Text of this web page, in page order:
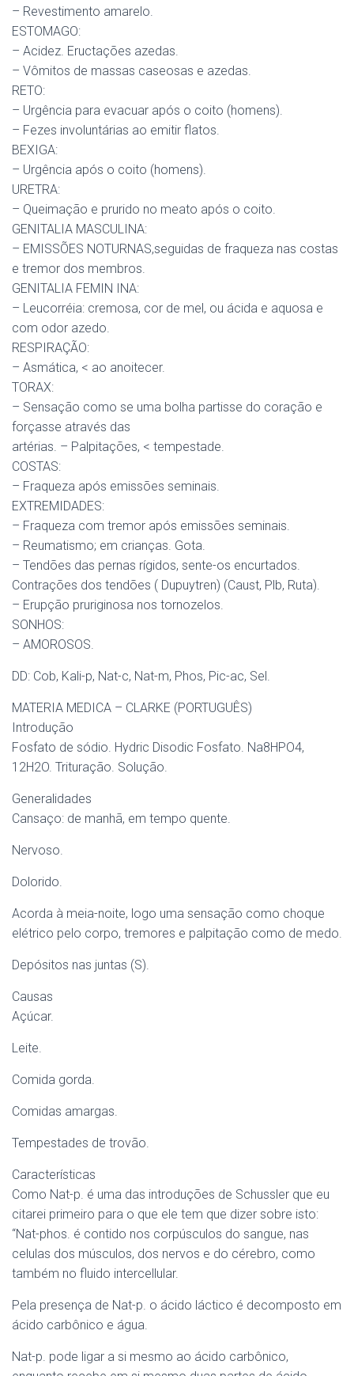
– Revestimento amarelo.
ESTOMAGO:
– Acidez. Eructações azedas.
– Vômitos de massas caseosas e azedas.
RETO:
– Urgência para evacuar após o coito (homens).
– Fezes involuntárias ao emitir flatos.
BEXIGA:
– Urgência após o coito (homens).
URETRA:
– Queimação e prurido no meato após o coito.
GENITALIA MASCULINA:
– EMISSÕES NOTURNAS,seguidas de fraqueza nas costas
e tremor dos membros.
GENITALIA FEMIN INA:
– Leucorréia: cremosa, cor de mel, ou ácida e aquosa e
com odor azedo.
RESPIRAÇÃO:
– Asmática, < ao anoitecer.
TORAX:
– Sensação como se uma bolha partisse do coração e
forçasse através das
artérias. – Palpitações, < tempestade.
COSTAS:
– Fraqueza após emissões seminais.
EXTREMIDADES:
– Fraqueza com tremor após emissões seminais.
– Reumatismo; em crianças. Gota.
– Tendões das pernas rígidos, sente-os encurtados.
Contrações dos tendões ( Dupuytren) (Caust, Plb, Ruta).
– Erupção pruriginosa nos tornozelos.
SONHOS:
– AMOROSOS.
DD: Cob, Kali-p, Nat-c, Nat-m, Phos, Pic-ac, Sel.
MATERIA MEDICA – CLARKE (PORTUGUÊS)
Introdução
Fosfato de sódio. Hydric Disodic Fosfato. Na8HPO4,
12H2O. Trituração. Solução.
Generalidades
Cansaço: de manhã, em tempo quente.
Nervoso.
Dolorido.
Acorda à meia-noite, logo uma sensação como choque
elétrico pelo corpo, tremores e palpitação como de medo.
Depósitos nas juntas (S).
Causas
Açúcar.
Leite.
Comida gorda.
Comidas amargas.
Tempestades de trovão.
Características
Como Nat-p. é uma das introduções de Schussler que eu
citarei primeiro para o que ele tem que dizer sobre isto:
“Nat-phos. é contido nos corpúsculos do sangue, nas
celulas dos músculos, dos nervos e do cérebro, como
também no fluido intercellular.
Pela presença de Nat-p. o ácido láctico é decomposto em
ácido carbônico e água.
Nat-p. pode ligar a si mesmo ao ácido carbônico,